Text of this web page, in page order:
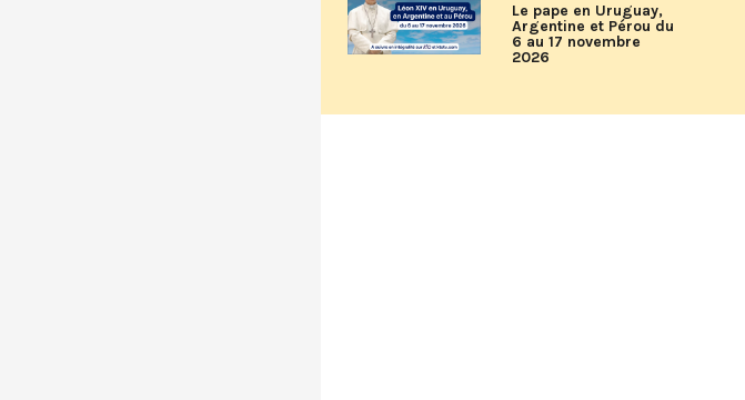
Le pape en Uruguay,
Argentine et Pérou du
6 au 17 novembre
2026